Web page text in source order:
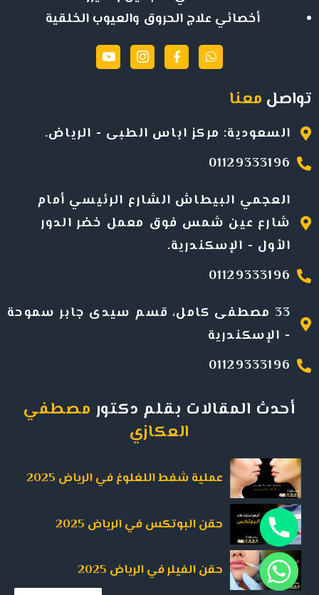
أخصائي علاج الحروق والعيوب الخلقية
تواصل معنا
السعودية: مركز اباس الطبى - الرياض.
01129333196
العجمي البيطاش الشارع الرئيسي أمام
شارع عين شمس فوق معمل خضر الدور
الأول - الإسكندرية.
01129333196
33 مصطفى كامل، قسم سيدى جابر سموحة
- الإسكندرية
01129333196
أحدث المقالات بقلم دكتور مصطفي
العكازي
عملية شفط اللغلوغ في الرياض 2025
حقن البوتكس في الرياض 2025
حقن الفيلر في الرياض 2025
Hide